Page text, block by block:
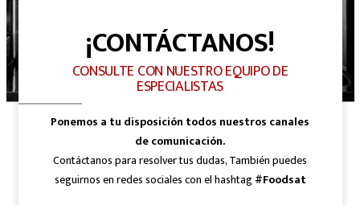
¡CONTÁCTANOS!
CONSULTE CON NUESTRO EQUIPO DE
ESPECIALISTAS
Ponemos a tu disposición todos nuestros canales
de comunicación.
Contáctanos para resolver tus dudas, También puedes
seguirnos en redes sociales con el hashtag#Foodsat